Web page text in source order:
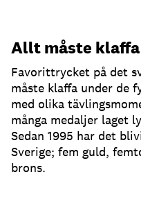
Allt måste klaffa
Favorittrycket på det
måste klaffa under de
med olika
många medaljer laget
Sedan 1995 har det
Sverige; fem guld,
brons.